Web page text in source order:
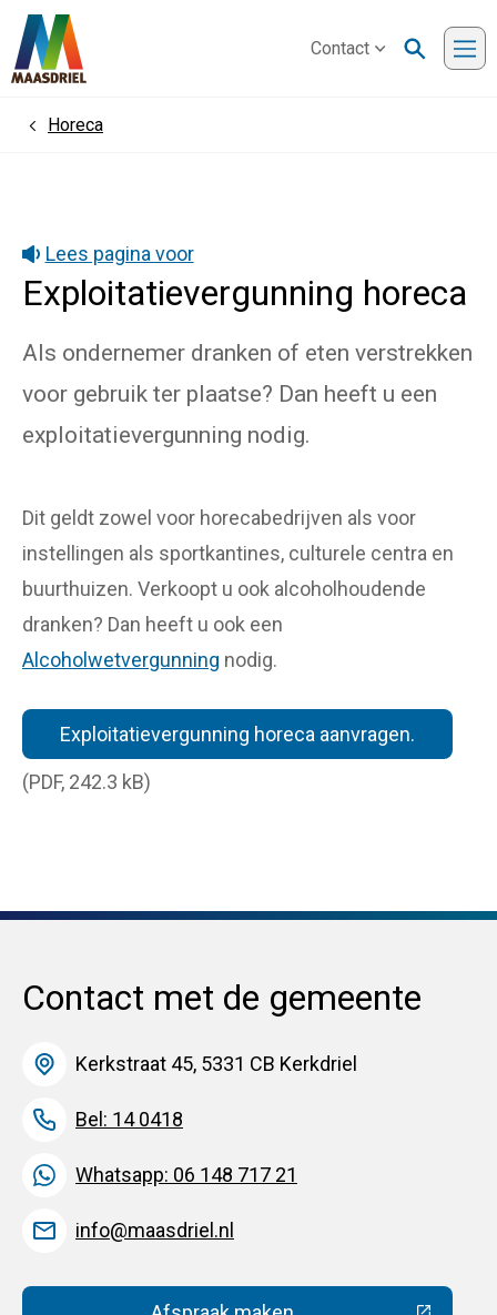
Contact
HomeHoreca
Lees pagina voor
Exploitatievergunning horeca
Als ondernemer dranken of eten verstrekken
voor gebruik ter plaatse? Dan heeft u een
exploitatievergunning nodig.
Dit geldt zowel voor horecabedrijven als voor
instellingen als sportkantines, culturele centra en
buurthuizen. Verkoopt u ook alcoholhoudende
dranken? Dan heeft u ook een
Alcoholwetvergunning nodig.
Exploitatievergunning horeca aanvragen.
(PDF, 242.3 kB)
Contact met de gemeente
Kerkstraat 45, 5331 CB Kerkdriel
Bel: 14 0418
Whatsapp: 06 148 717 21
info@maasdriel.nl